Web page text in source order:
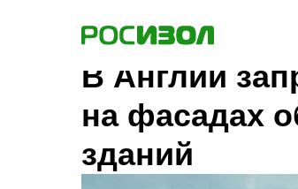
В Англии
на фасадах
зданий